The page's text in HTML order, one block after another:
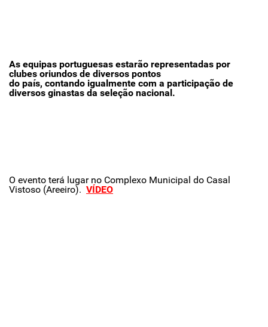
As equipas portuguesas estarão representadas por
clubes oriundos de diversos pontos
do país, contando igualmente com a participação de
diversos ginastas da seleção nacional.
O evento terá lugar no Complexo Municipal do Casal
Vistoso (Areeiro). VÍDEO